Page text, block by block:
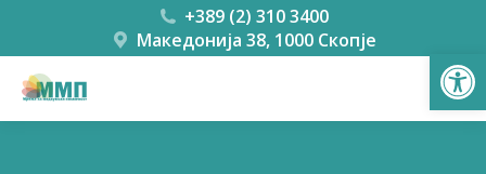
+389 (2) 310 3400
Македонија 38, 1000 Скопје